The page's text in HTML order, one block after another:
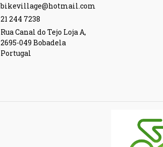
bikevillage@hotmail.com
21 244 7238
Rua Canal do Tejo Loja A,
2695-049 Bobadela
Portugal